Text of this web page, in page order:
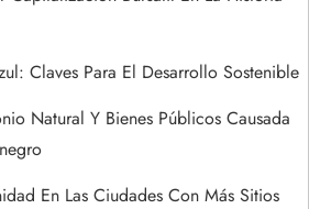
Claves Para El Desarrollo Sostenible
Natural Y Bienes Públicos Causada
En Las Ciudades Con Más Sitios